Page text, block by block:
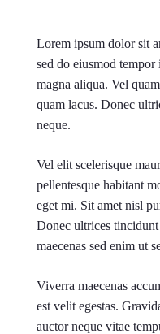
Lorem ipsum dolor sit
sed do eiusmod
magna aliqua. Vel
quam lacus. Donec
neque.
Vel elit scelerisque
pellentesque habitant
eget mi. Sit amet nisl
Donec ultrices
maecenas sed enim ut
Viverra maecenas
est velit egestas.
auctor neque vitae